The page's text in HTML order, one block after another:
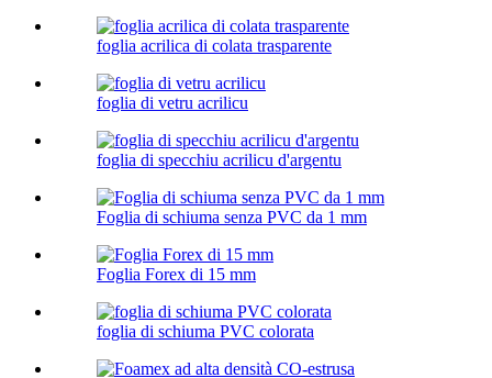
foglia acrilica di colata trasparente
foglia di vetru acrilicu
foglia di specchiu acrilicu d'argentu
Foglia di schiuma senza PVC da 1 mm
Foglia Forex di 15 mm
foglia di schiuma PVC colorata